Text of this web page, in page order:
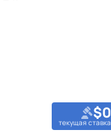
$0
текущая ставка